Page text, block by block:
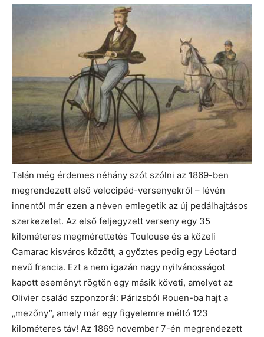
Talán még érdemes néhány szót szólni az 1869-ben
megrendezett első velocipéd-versenyekről – lévén
innentől már ezen a néven emlegetik az új pedálhajtásos
szerkezetet. Az első feljegyzett verseny egy 35
kilométeres megmérettetés Toulouse és a közeli
Camarac kisváros között, a győztes pedig egy Léotard
nevű francia. Ezt a nem igazán nagy nyilvánosságot
kapott eseményt rögtön egy másik követi, amelyet az
Olivier család szponzorál: Párizsból Rouen-ba hajt a
„mezőny”, amely már egy figyelemre méltó 123
kilométeres táv! Az 1869 november 7-én megrendezett